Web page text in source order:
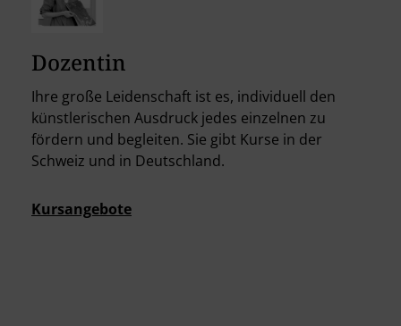
Dozentin
Ihre große Leidenschaft ist es, individuell den
künstlerischen Ausdruck jedes einzelnen zu
fördern und begleiten. Sie gibt Kurse in der
Schweiz und in Deutschland.
Kursangebote